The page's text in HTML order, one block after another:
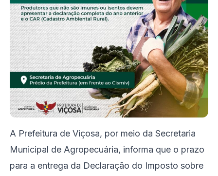
A Prefeitura de Viçosa, por meio da Secretaria
Municipal de Agropecuária, informa que o prazo
para a entrega da Declaração do Imposto sobre